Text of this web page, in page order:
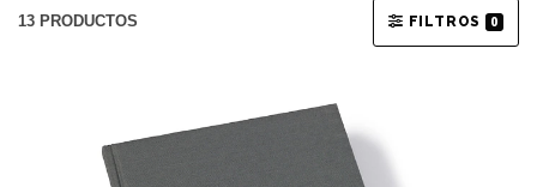
13 PRODUCTOS FILTROS 0